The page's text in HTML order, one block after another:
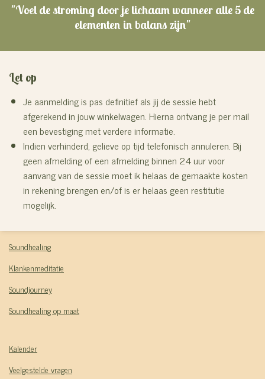
"Voel de stroming door je lichaam wanneer alle 5 de
elementen in balans zijn"
Let op
Je aanmelding is pas definitief als jij de sessie hebt
afgerekend in jouw winkelwagen. Hierna ontvang je per mail
een bevestiging met verdere informatie.
Indien verhinderd, gelieve op tijd telefonisch annuleren. Bij
geen afmelding of een afmelding binnen 24 uur voor
aanvang van de sessie moet ik helaas de gemaakte kosten
in rekening brengen en/of is er helaas geen restitutie
mogelijk.
Soundhealing
Klankenmeditatie
Soundjourney
Soundhealing op maat
Kalender
Veelgestelde vragen